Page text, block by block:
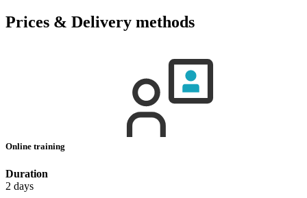
Prices & Delivery methods
Online training
Duration
2 days